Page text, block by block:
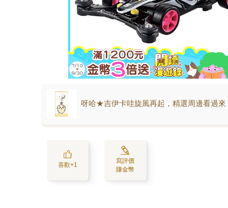
呀哈★吉伊卡哇旋風再起，精選周邊看過來
喜歡+1
寫評價
賺金幣